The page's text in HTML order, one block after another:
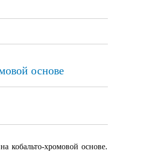
основе
хромовой основе.